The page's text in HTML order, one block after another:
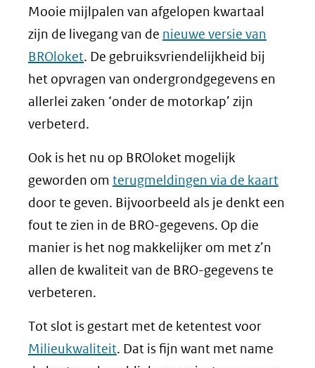
Mooie mijlpalen van afgelopen kwartaal
zijn de livegang van de nieuwe versie van
BROloket. De gebruiksvriendelijkheid bij
het opvragen van ondergrondgegevens en
allerlei zaken ‘onder de motorkap’ zijn
verbeterd.
Ook is het nu op BROloket mogelijk
geworden om terugmeldingen via de kaart
door te geven. Bijvoorbeeld als je denkt een
fout te zien in de BRO-gegevens. Op die
manier is het nog makkelijker om met z’n
allen de kwaliteit van de BRO-gegevens te
verbeteren.
Tot slot is gestart met de ketentest voor
Milieukwaliteit. Dat is fijn want met name